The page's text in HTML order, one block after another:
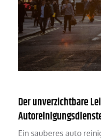
Der unverzichtbare
Ein sauberes auto